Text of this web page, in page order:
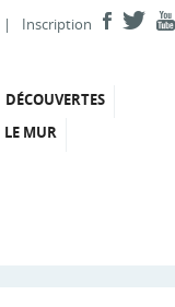
| Inscription
DÉCOUVERTES
LE MUR